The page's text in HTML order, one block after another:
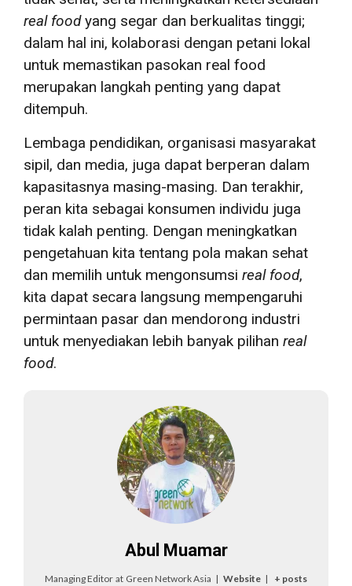
real foodyang segar dan berkualitas tinggi;
dalam hal ini, kolaborasi dengan petani lokal
untuk memastikan pasokan real food
merupakan langkah penting yang dapat
ditempuh.
Lembaga pendidikan, organisasi masyarakat
sipil, dan media, juga dapat berperan dalam
kapasitasnya masing-masing. Dan terakhir,
peran kita sebagai konsumen individu juga
tidak kalah penting. Dengan meningkatkan
pengetahuan kita tentang pola makan sehat
dan memilih untuk mengonsumsi real food,
kita dapat secara langsung mempengaruhi
permintaan pasar dan mendorong industri
untuk menyediakan lebih banyak pilihan real
food.
Abul Muamar
Managing Editor at Green Network Asia | Website | + posts